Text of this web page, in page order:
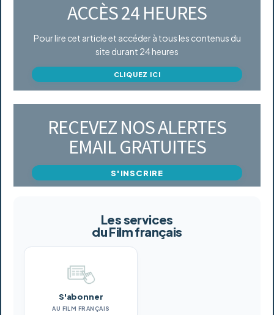
ACCÈS 24 HEURES
Pour lire cet article et accéder à tous les contenus du
site durant 24 heures
CLIQUEZ ICI
RECEVEZ NOS ALERTES
EMAIL GRATUITES
S'INSCRIRE
Les services
du Film français
S'abonner
AU FILM FRANÇAIS